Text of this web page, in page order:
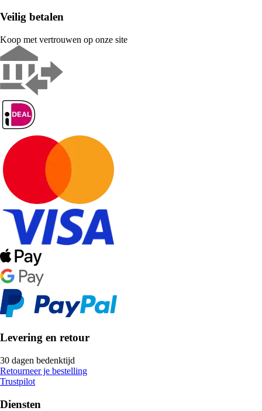
Veilig betalen
Koop met vertrouwen op onze site
Levering en retour
30 dagen bedenktijd
Retourneer je bestelling
Trustpilot
Diensten